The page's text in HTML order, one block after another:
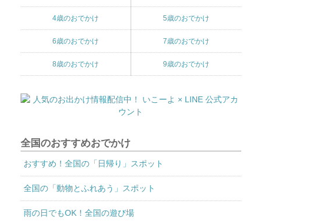
4歳のおでかけ 5歳のおでかけ
6歳のおでかけ 7歳のおでかけ
8歳のおでかけ 9歳のおでかけ
全国のおすすめおでかけ
おすすめ！全国の「日帰り」スポット
全国の「動物とふれあう」スポット
雨の日でもOK！全国の遊び場